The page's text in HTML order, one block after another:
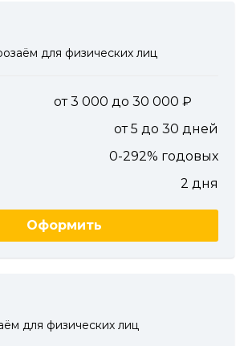
для физических лиц
от 3 000 до 30 000
от 5 до 30 дней
0-292% годовых
2 дня
Оформить
для физических лиц